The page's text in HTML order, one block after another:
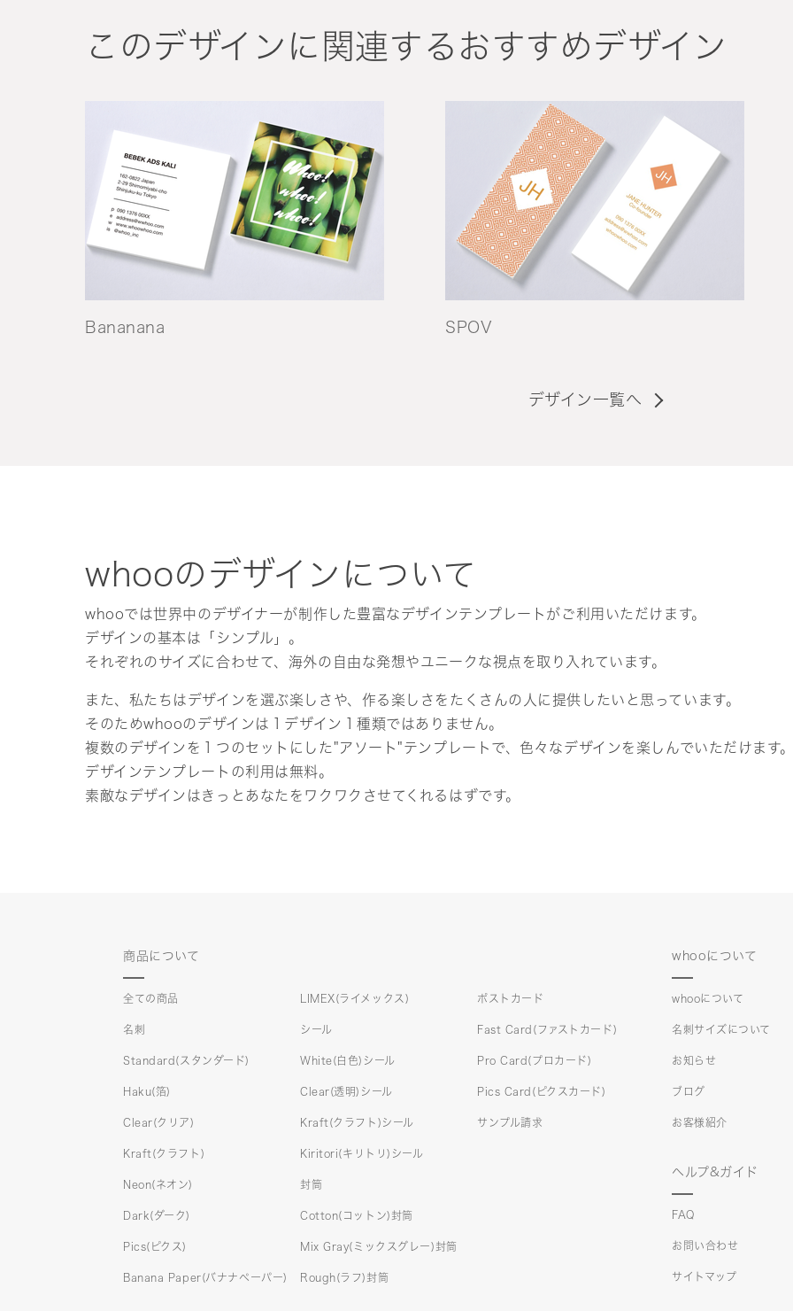
このデザインに関連するおすすめデザイン
Bananana SPOV
デザイン一覧へ
whooのデザインについて
whooでは世界中のデザイナーが制作した豊富なデザインテンプレートがご利用いただけます。
デザインの基本は「シンプル」。
それぞれのサイズに合わせて、海外の自由な発想やユニークな視点を取り入れています。
また、私たちはデザインを選ぶ楽しさや、作る楽しさをたくさんの人に提供したいと思っています。
そのためwhooのデザインは１デザイン１種類ではありません。
複数のデザインを１つのセットにした"アソート"テンプレートで、色々なデザインを楽しんでいただけます
デザインテンプレートの利用は無料。
素敵なデザインはきっとあなたをワクワクさせてくれるはずです。
商品について
全ての商品
名刺
Standard(スタンダード)
Haku(箔)
Clear(クリア)
Kraft(クラフト)
Neon(ネオン)
Dark(ダーク)
Pics(ピクス)
Banana Paper(バナナペーパー)
LIMEX(ライメックス)
シール
White(白色)シール
Clear(透明)シール
Kraft(クラフト)シール
Kiritori(キリトリ)シール
封筒
Cotton(コットン)封筒
Mix Gray(ミックスグレー)封筒
Rough(ラフ)封筒
ポストカード
Fast Card(ファストカード)
Pro Card(プロカード)
Pics Card(ピクスカード)
サンプル請求
whooについて
whooについて
名刺サイズについて
お知らせ
ブログ
お客様紹介
ヘルプ&ガイド
FAQ
お問い合わせ
サイトマップ